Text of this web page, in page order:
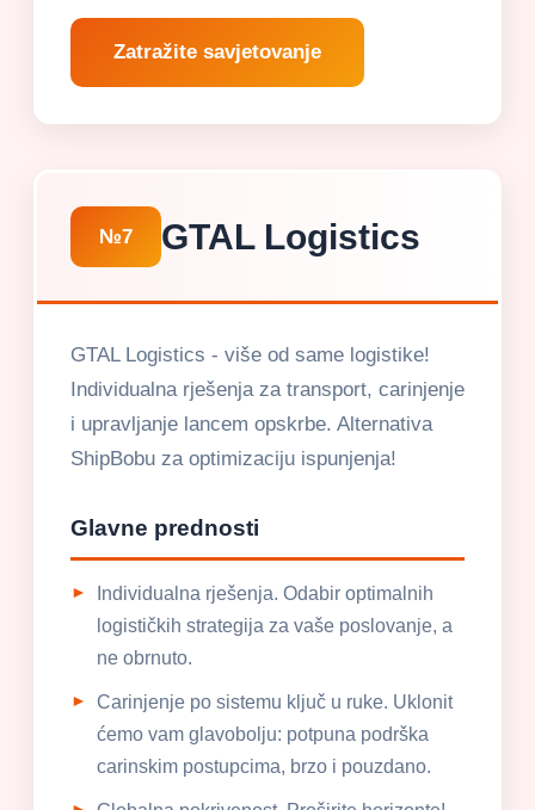
Zatražite savjetovanje
№7 GTAL Logistics
GTAL Logistics - više od same logistike!
Individualna rješenja za transport, carinjenje
i upravljanje lancem opskrbe. Alternativa
ShipBobu za optimizaciju ispunjenja!
Glavne prednosti
Individualna rješenja. Odabir optimalnih
logističkih strategija za vaše poslovanje, a
ne obrnuto.
Carinjenje po sistemu ključ u ruke. Uklonit
ćemo vam glavobolju: potpuna podrška
carinskim postupcima, brzo i pouzdano.